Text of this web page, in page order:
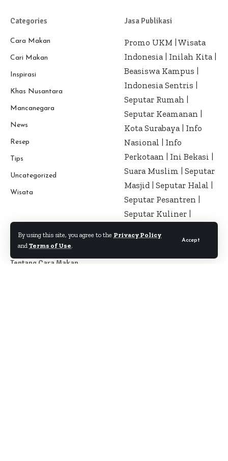
By using this site, you agree to the Privacy Policy
and Terms of Use.
Accept
Categories
Cara Makan
Cari Makan
Inspirasi
Khas Nusantara
Mancanegara
News
Resep
Tips
Uncategorized
Wisata
Jasa Publikasi
Promo UKM Wisata
Indonesia
Inilah Kita
Beasiswa Kampus
Indonesia Sentris
Seputar Rumah
Seputar Keamanan
Kota Surabaya
Info
Nasional
Info
Perkotaan
Ini Bekasi
Suara Muslim
Seputar
Masjid Seputar Halal
Seputar Pesantren
Seputar Kuliner
Tentang Cara Makan